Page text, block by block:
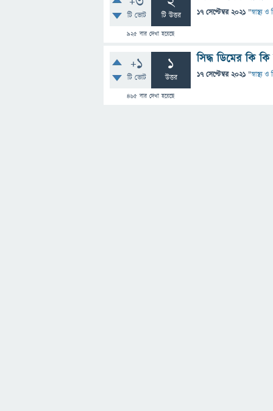
টি ভোট টি উত্তর
925বার দেখা হয়েছে
17 সেপ্টেম্বর 2021 "স্বাস্থ্য
+1
টি ভোট
1
উত্তর
465বার দেখা হয়েছে
সিদ্ধ ডিমের কি
17 সেপ্টেম্বর 2021 "স্বাস্থ্য